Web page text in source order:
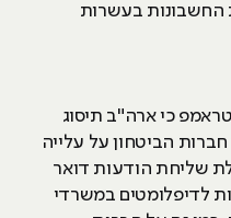
החשבונות בעשרות
טראמפ כי ארה"ב תיסוג
חברות הביטחון על עלייה
שליחת הודעות דואר
לדיפלומטים במשרדי